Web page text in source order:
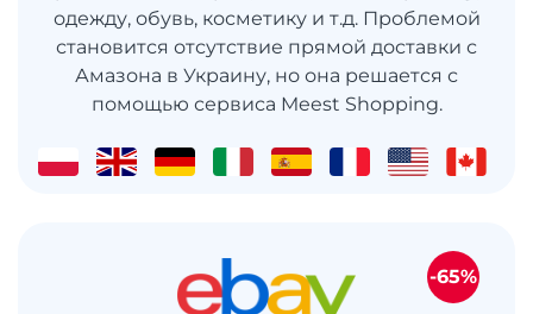
одежду, обувь, косметику и т.д. Проблемой
становится отсутствие прямой доставки с
Амазона в Украину, но она решается с
помощью сервиса Meest Shopping.
-65%